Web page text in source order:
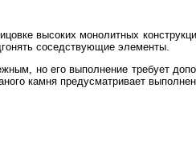
высоких монолитных
соседствующие элементы.
но его выполнение требует
камня предусматривает